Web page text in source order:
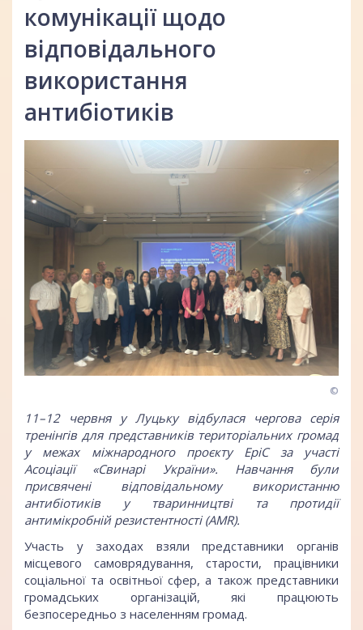
комунікації щодо
відповідального
використання
антибіотиків
©
11–12 червня у Луцьку відбулася чергова серія
тренінгів для представників територіальних громад
у межах міжнародного проєкту EpiC за участі
Асоціації «Свинарі України». Навчання були
присвячені відповідальному використанню
антибіотиків у тваринництві та протидії
антимікробній резистентності (AMR).
Участь у заходах взяли представники органів
місцевого самоврядування, старости, працівники
соціальної та освітньої сфер, а також представники
громадських організацій, які працюють
безпосередньо з населенням громад.